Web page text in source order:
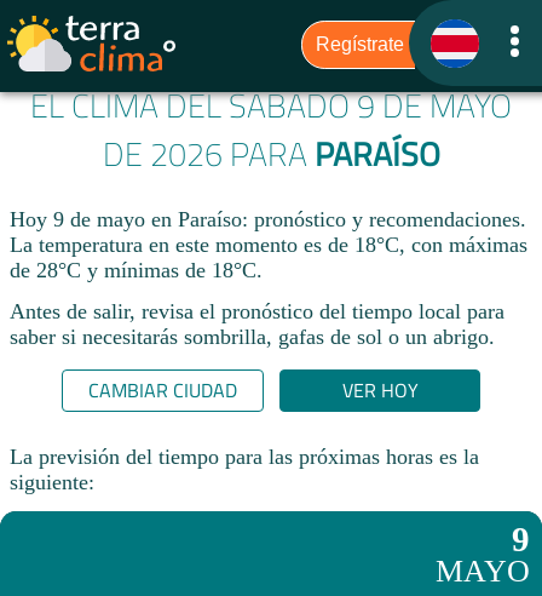
EL CLIMA DEL SÁBADO 9 DE MAYO
DE 2026 PARA PARAÍSO
Hoy 9 de mayo en Paraíso: pronóstico y recomendaciones.
La temperatura en este momento es de 18°C, con máximas
de 28°C y mínimas de 18°C.
Antes de salir, revisa el pronóstico del tiempo local para
saber si necesitarás sombrilla, gafas de sol o un abrigo.
CAMBIAR CIUDAD VER HOY
La previsión del tiempo para las próximas horas es la
siguiente:
9
MAYO